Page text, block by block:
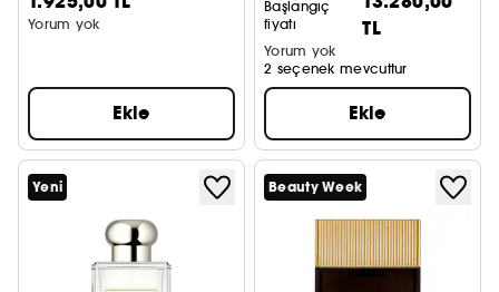
Yorum yok
Ekle
Başlangıç
fiyatı
TL
Yorum yok
2 seçenek mevcuttur
Ekle
Yeni Beauty Week